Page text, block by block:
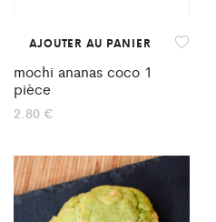
AJOUTER AU PANIER
mochi ananas coco 1
pièce
2.80 €